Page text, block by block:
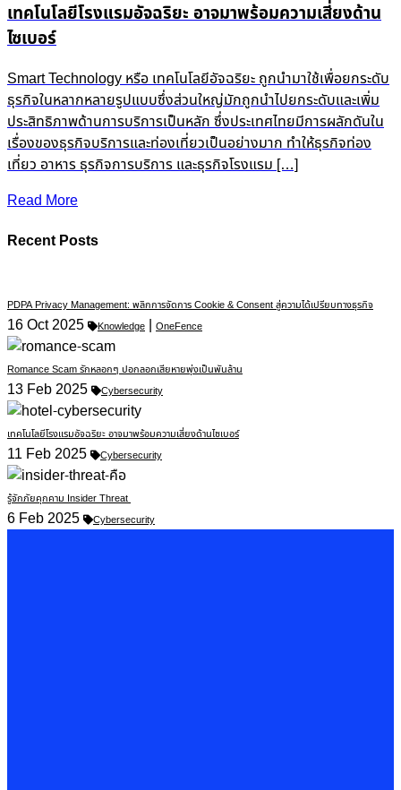
เทคโนโลยีโรงแรมอัจฉริยะ อาจมาพร้อมความเสี่ยงด้าน
ไซเบอร์
Smart Technology หรือ เทคโนโลยีอัจฉริยะ ถูกนำมาใช้เพื่อยกระดับ
ธุรกิจในหลากหลายรูปแบบซึ่งส่วนใหญ่มักถูกนำไปยกระดับและเพิ่ม
ประสิทธิภาพด้านการบริการเป็นหลัก ซึ่งประเทศไทยมีการผลักดันใน
เรื่องของธุรกิจบริการและท่องเที่ยวเป็นอย่างมาก ทำให้ธุรกิจท่อง
เที่ยว อาหาร ธุรกิจการบริการ และธุรกิจโรงแรม […]
Read More
Recent Posts
PDPA Privacy Management: พลิกการจัดการ Cookie & Consent สู่ความได้เปรียบทางธุรกิจ
16 Oct 2025 Knowledge | OneFence
Romance Scam รักหลอกๆ ปอกลอกเสียหายพุ่งเป็นพันล้าน
13 Feb 2025 Cybersecurity
เทคโนโลยีโรงแรมอัจฉริยะ อาจมาพร้อมความเสี่ยงด้านไซเบอร์
11 Feb 2025 Cybersecurity
รู้จักภัยคุกคาม Insider Threat
6 Feb 2025 Cybersecurity